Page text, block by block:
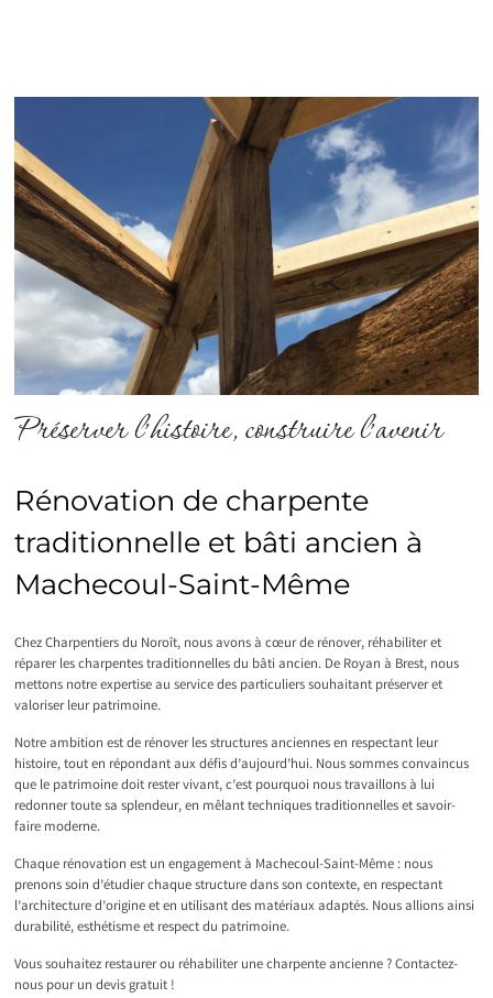
Préserver l’histoire, construire l’avenir
Rénovation de charpente
traditionnelle et bâti ancien à
Machecoul-Saint-Même
Chez Charpentiers du Noroît, nous avons à cœur de rénover, réhabiliter et
réparer les charpentes traditionnelles du bâti ancien. De Royan à Brest, nous
mettons notre expertise au service des particuliers souhaitant préserver et
valoriser leur patrimoine.
Notre ambition est de rénover les structures anciennes en respectant leur
histoire, tout en répondant aux défis d’aujourd’hui. Nous sommes convaincus
que le patrimoine doit rester vivant, c’est pourquoi nous travaillons à lui
redonner toute sa splendeur, en mêlant techniques traditionnelles et savoir-
faire moderne.
Chaque rénovation est un engagement à Machecoul-Saint-Même : nous
prenons soin d’étudier chaque structure dans son contexte, en respectant
l’architecture d’origine et en utilisant des matériaux adaptés. Nous allions ainsi
durabilité, esthétisme et respect du patrimoine.
Vous souhaitez restaurer ou réhabiliter une charpente ancienne ? Contactez-
nous pour un devis gratuit !